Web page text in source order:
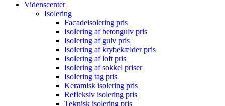
Videnscenter
Isolering
Facadeisolering pris
Isolering af betongulv pris
Isolering af gulv pris
Isolering af krybekælder pris
Isolering af loft pris
Isolering af sokkel priser
Isolering tag pris
Keramisk isolering pris
Refleksiv isolering pris
Teknisk isolering pris